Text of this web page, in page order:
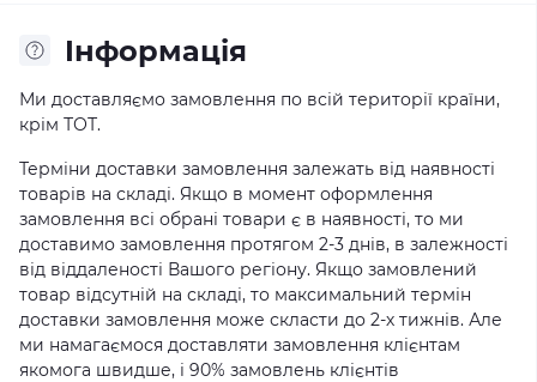
Iнформація
Ми доставляємо замовлення по всій території країни,
крім ТОТ.
Терміни доставки замовлення залежать від наявності
товарів на складі. Якщо в момент оформлення
замовлення всі обрані товари є в наявності, то ми
доставимо замовлення протягом 2-3 днів, в залежності
від віддаленості Вашого регіону. Якщо замовлений
товар відсутній на складі, то максимальний термін
доставки замовлення може скласти до 2-х тижнів. Але
ми намагаємося доставляти замовлення клієнтам
якомога швидше, і 90% замовлень клієнтів